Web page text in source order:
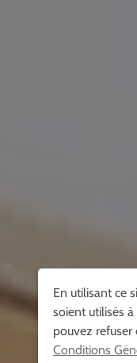
En utilisant ce
soient utilisés
pouvez refuser
Conditions